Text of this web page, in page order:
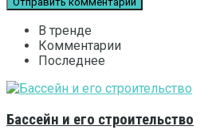
В тренде
Комментарии
Последнее
Бассейн и его строительство